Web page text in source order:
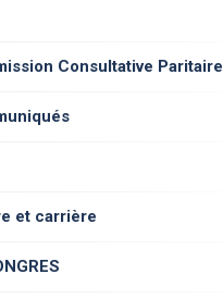
Consultative Paritaire
et carrière